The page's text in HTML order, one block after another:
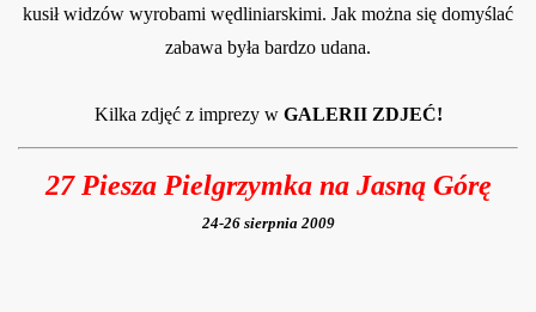
kusił widzów wyrobami wędliniarskimi. Jak można się domyślać
zabawa była bardzo udana.
Kilka zdjęć z imprezy w GALERII ZDJEĆ!
27 Piesza Pielgrzymka na Jasną Górę
24-26 sierpnia 2009